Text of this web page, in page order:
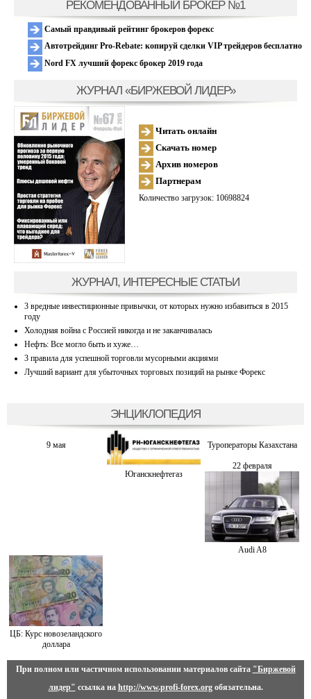
РЕКОМЕНДОВАННЫЙ БРОКЕР №1
Самый правдивый рейтинг брокеров форекс
Автотрейдинг Pro-Rebate: копируй сделки VIP трейдеров бесплатно
Nord FX лучший форекс брокер 2019 года
ЖУРНАЛ «БИРЖЕВОЙ ЛИДЕР»
Читать онлайн
Скачать номер
Архив номеров
Партнерам
Количество загрузок: 10698824
ЖУРНАЛ, ИНТЕРЕСНЫЕ СТАТЬИ
3 вредные инвестиционные привычки, от которых нужно избавиться в 2015
году
Холодная война с Россией никогда и не заканчивалась
Нефть: Все могло быть и хуже…
3 правила для успешной торговли мусорными акциями
Лучший вариант для убыточных торговых позиций на рынке Форекс
ЭНЦИКЛОПЕДИЯ
9 мая
Юганскнефтегаз
Туроператоры Казахстана
22 февраля
Audi A8
ЦБ: Курс новозеландского
доллара
При полном или частичном использовании материалов сайта "Биржевой
лидер" ссылка на http://www.profi-forex.orgобязательна.